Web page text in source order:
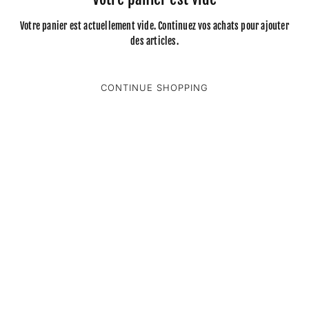
Votre panier est actuellement vide. Continuez vos achats pour ajouter
des articles.
CONTINUE SHOPPING